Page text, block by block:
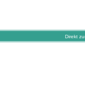
Direkt